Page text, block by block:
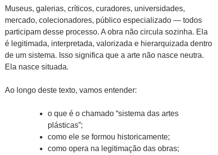
Museus, galerias, críticos, curadores, universidades,
mercado, colecionadores, público especializado — todos
participam desse processo. A obra não circula sozinha. Ela
é legitimada, interpretada, valorizada e hierarquizada dentro
de um sistema. Isso significa que a arte não nasce neutra.
Ela nasce situada.
Ao longo deste texto, vamos entender:
o que é o chamado “sistema das artes
plásticas”;
como ele se formou historicamente;
como opera na legitimação das obras;